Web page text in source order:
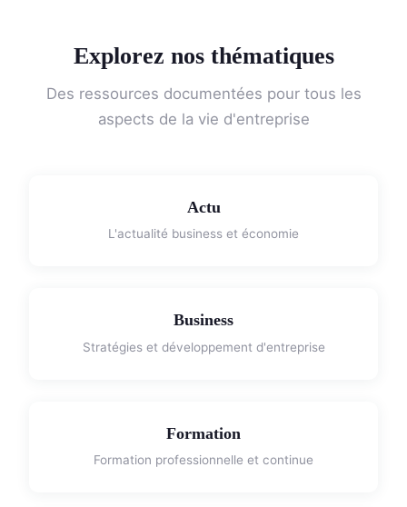
Explorez nos thématiques
Des ressources documentées pour tous les
aspects de la vie d'entreprise
Actu
L'actualité business et économie
Business
Stratégies et développement d'entreprise
Formation
Formation professionnelle et continue